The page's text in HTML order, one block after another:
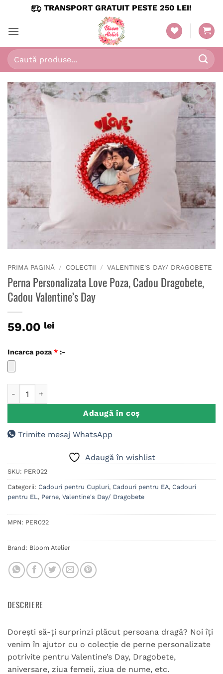
content
TRANSPORT GRATUIT PESTE 250 LEI!
Caută
după:
Adaugă
wishlist
PRIMA PAGINĂ / COLECTII / VALENTINE'S DAY/ DRAGOBETE
Perna Personalizata Love Poza, Cadou Dragobete,
Cadou Valentine’s Day
59.00 lei
Incarca poza* :-
Adaugă în coș
Trimite mesaj WhatsApp
Adaugă în wishlist
SKU: PER022
Categorii: Cadouri pentru Cupluri, Cadouri pentru EA, Cadouri
pentru EL, Perne, Valentine's Day/ Dragobete
MPN: PER022
Brand: Bloom Atelier
DESCRIERE
Dorești să-ți surprinzi plăcut persoana dragă? Noi îți
venim în ajutor cu o colecție de perne personalizate
potrivite pentru Valentine’s Day, Dragobete,
aniversare, ziua femeii, ziua de nume, etc.